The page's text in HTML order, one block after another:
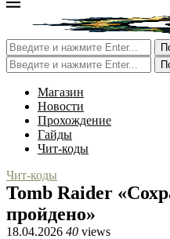
Магазин
Новости
Прохождение
Гайды
Чит-коды
Чит-коды
Tomb Raider
пройдено»
18.04.2026 40 views